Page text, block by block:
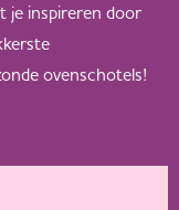
je inspireren door
ovenschotels!